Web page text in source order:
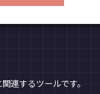
連するツールです。